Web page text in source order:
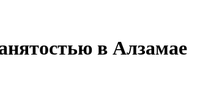
в Алзамае